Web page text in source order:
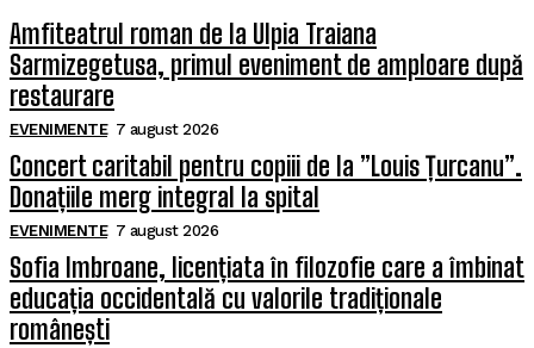
Amfiteatrul roman de la Ulpia Traiana
Sarmizegetusa, primul eveniment de amploare după
restaurare
EVENIMENTE 7 august 2026
Concert caritabil pentru copiii de la ”Louis Țurcanu”.
Donațiile merg integral la spital
EVENIMENTE 7 august 2026
Sofia Imbroane, licențiata în filozofie care a îmbinat
educația occidentală cu valorile tradiționale
românești